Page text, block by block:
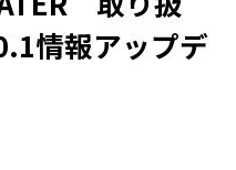
情報アップデ